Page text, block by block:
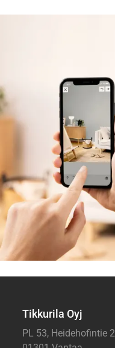
Tikkurila Oyj
PL 53, Heidehofintie 2